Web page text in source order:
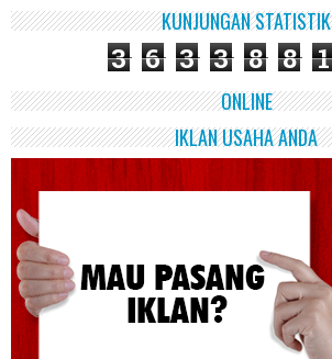
KUNJUNGAN STATISTIK
3 6 3 3 8 8 1
ONLINE
IKLAN USAHA ANDA